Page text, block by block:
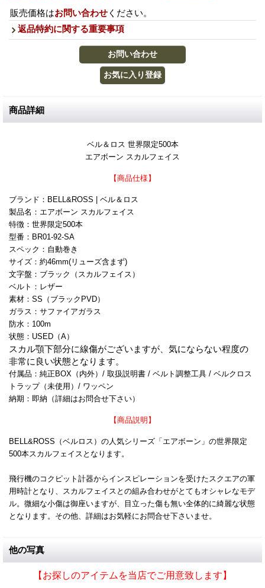
販売価格はお問い合わせ ください。
返品特約に関する重要事項
商品詳細
ベル＆ロス 世界限定500本
エアボーン スカルフェイス
【商品仕様】
ブランド：BELL&ROSS | ベル＆ロス
製品名：エアボーン スカルフェイス
特徴：世界限定500本
型番：BR01-92-SA
スペック：自動巻き
サイズ：約46mm(リューズ含まず)
文字盤：ブラック（スカルフェイス）
ベルト：レザー
素材：SS（ブラックPVD）
ガラス：サファイアガラス
防水：100m
状態：USED（A）
スカル顎下部分に線傷がございますが、気にならない程度の
非常に良い状態となります。
付属品：純正BOX（内外）/ 取扱説明書 / ベルト調整工具 / ベルクロス
トラップ（未使用）/ ワッペン
納期：即納（詳細はお問合せ下さい）
【商品説明】
BELL&ROSS（ベルロス）の人気シリーズ「エアボーン」の世界限定
500本スカルフェイスとなります。
飛行機のコクピット計器からインスピレーションを受けたスクエアの軍
用時計となり、スカルフェイスとの組み合わせがとてもオシャレなモデ
ル。微細な小傷は御座いますが、目立った傷も無い全体的に綺麗な状態
となります。その他、詳細はお気軽にお問合せ下さいませ。
他の写真
【お探しのアイテムを当店でご用意致します】